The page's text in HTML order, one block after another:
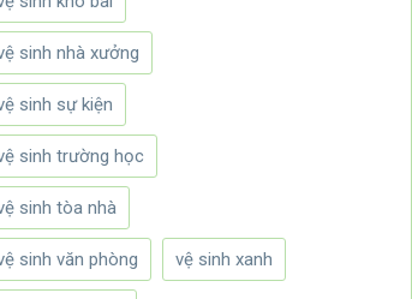
sinh nhà xưởng
sinh sự kiện
sinh trường học
sinh tòa nhà
sinh văn phòng vệ sinh xanh